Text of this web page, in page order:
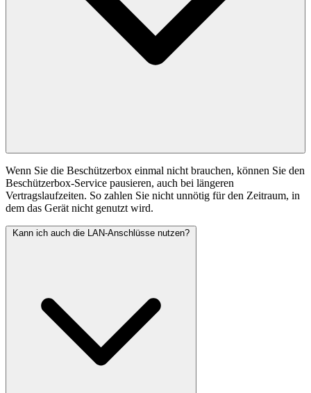
Wenn Sie die Beschützerbox einmal nicht brauchen, können Sie den
Beschützerbox-Service pausieren, auch bei längeren
Vertragslaufzeiten. So zahlen Sie nicht unnötig für den Zeitraum, in
dem das Gerät nicht genutzt wird.
Kann ich auch die LAN-Anschlüsse nutzen?